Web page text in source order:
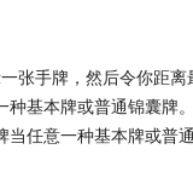
张手牌，然后令你距
种基本牌或普通锦囊牌
当任意一种基本牌或普